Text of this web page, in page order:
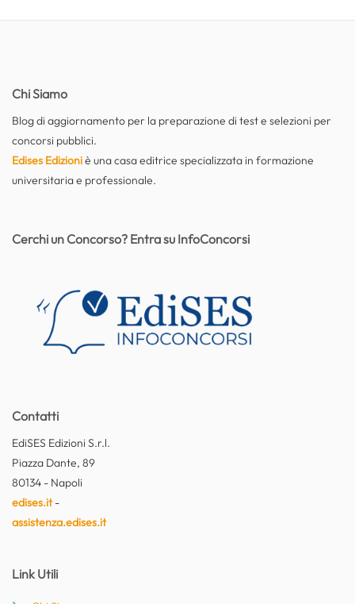
Chi Siamo
Blog di aggiornamento per la preparazione di test e selezioni per
concorsi pubblici.
Edises Edizioniè una casa editrice specializzata in formazione
universitaria e professionale.
Contatti
EdiSES Edizioni S.r.l.
Piazza Dante, 89
80134 - Napoli
edises.it-
assistenza.edises.it
Link Utili
Cerchi un Concorso? Entra su InfoConcorsi